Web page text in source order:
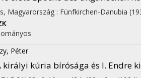
Magyarország : Fünfkirchen-Danubia
Péter
királyi kúria bírósága és I. Endre